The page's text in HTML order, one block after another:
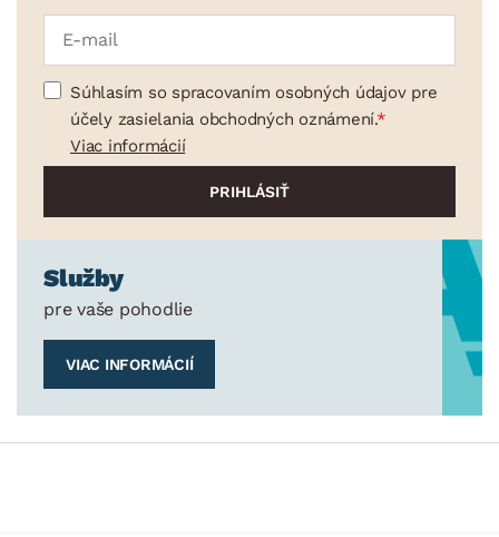
Súhlasím so spracovaním osobných údajov pre
účely zasielania obchodných oznámení.
Viac informácií
Služby
pre vaše pohodlie
VIAC INFORMÁCIÍ